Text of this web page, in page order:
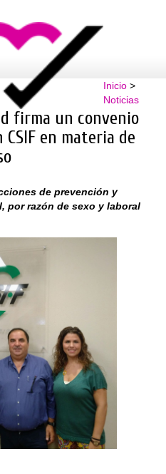
Inicio>
Noticias
firma un convenio
en materia de
de prevención y
por razón de sexo y laboral